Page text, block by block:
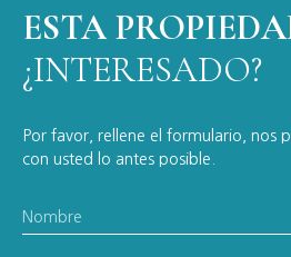
ESTA
¿INTERESADO?
Por favor, rellene el formulario, nos
con usted lo antes posible.
Nombre